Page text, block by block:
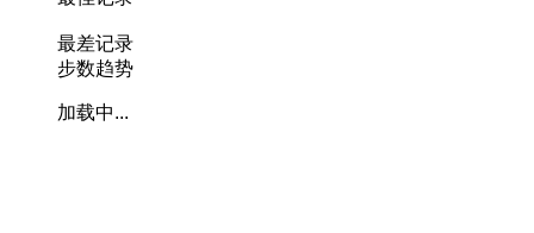
最差记录
步数趋势
加载中...